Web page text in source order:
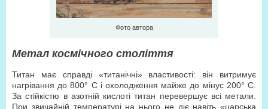
Фото автора
Метал космічного століття
Титан має справді «титанічні» властивості: він витримує
нагрівання до 800° С і охолодження майже до мінус 200° С.
За стійкістю в азотній кислоті титан перевершує всі метали.
При звичайній температурі на нього не діє навіть «царська